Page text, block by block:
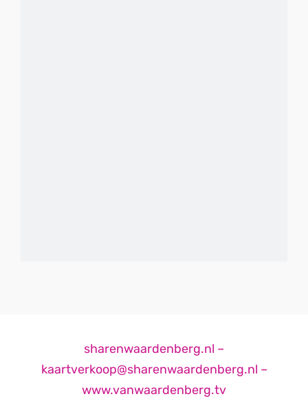
sharenwaardenberg.nl –
kaartverkoop@sharenwaardenberg.nl –
www.vanwaardenberg.tv